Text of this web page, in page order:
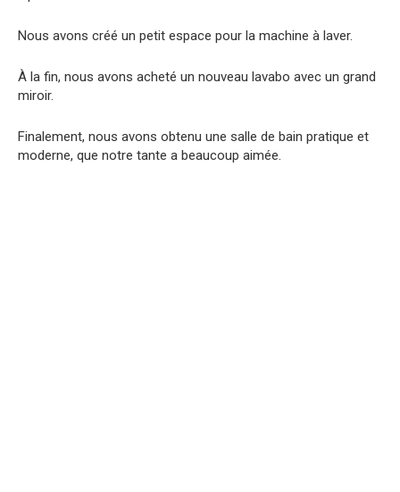
Nous avons créé un petit espace pour la machine à laver.
À la fin, nous avons acheté un nouveau lavabo avec un grand
miroir.
Finalement, nous avons obtenu une salle de bain pratique et
moderne, que notre tante a beaucoup aimée.